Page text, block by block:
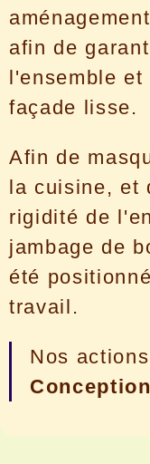
afin de
l'ensemble et
façade lisse.
Afin de
la cuisine, et
rigidité de
jambage de
été
travail.
Nos